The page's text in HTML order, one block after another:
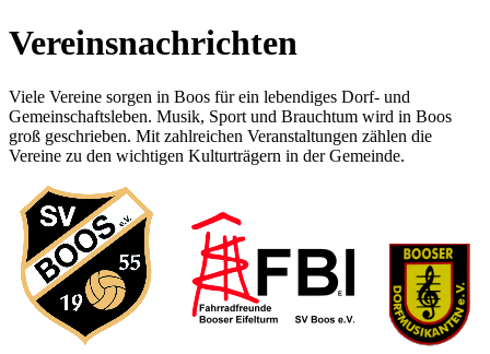
Vereinsnachrichten
Viele Vereine sorgen in Boos für ein lebendiges Dorf- und
Gemeinschaftsleben. Musik, Sport und Brauchtum wird in Boos
groß geschrieben. Mit zahlreichen Veranstaltungen zählen die
Vereine zu den wichtigen Kulturträgern in der Gemeinde.